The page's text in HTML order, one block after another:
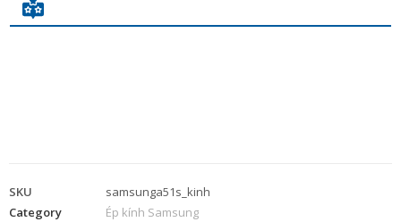
SKU
samsunga51s_kinh
Category
Ép kính Samsung